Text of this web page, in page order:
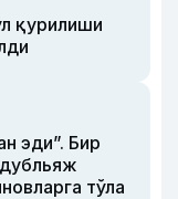
қурилиши
эди”. Бир
тўла